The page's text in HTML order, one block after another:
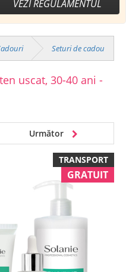
VEZI REGULAMENTUL
Seturi de cadou
uscat, 30-40 ani -
Următor
TRANSPORT
GRATUIT